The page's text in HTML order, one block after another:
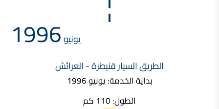
يونيو1996
الطريق السيار قنيطرة - العرائش
بداية الخدمة: يونيو 1996
الطول: 110 كم